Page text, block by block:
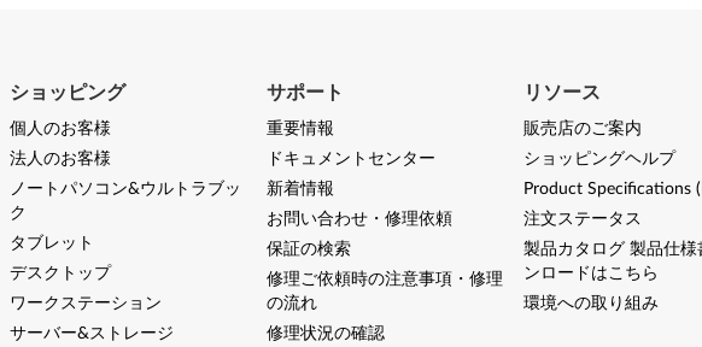
ショッピング
個人のお客様
法人のお客様
ノートパソコン&ウルトラブッ
ク
タブレット
デスクトップ
ワークステーション
サーバー&ストレージ
サポート
重要情報
ドキュメントセンター
新着情報
お問い合わせ・修理依頼
保証の検索
修理ご依頼時の注意事項・修理
の流れ
修理状況の確認
リソース
販売店のご案内
ショッピングヘルプ
Product Specifications
注文ステータス
製品カタログ 製品仕様
ンロードはこちら
環境への取り組み